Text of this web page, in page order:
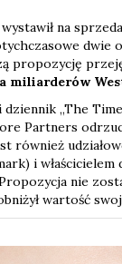
na
dwie
propozycję
miliarderów
„The
Partners
również
i
nie
wartość